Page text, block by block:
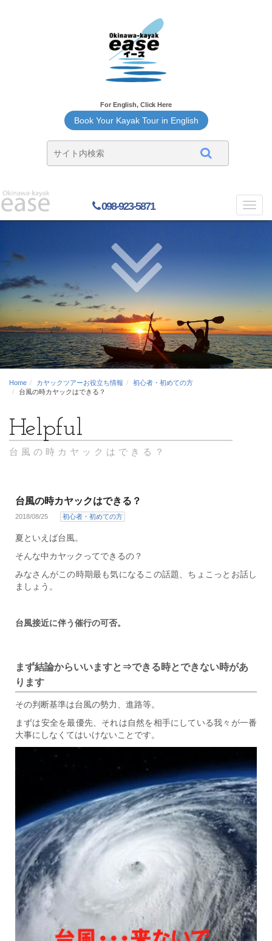
For English, Click Here
Book Your Kayak Tour in English
098-923-5871
Home カヤックツアーお役立ち情報
初心者・初めての方
台風の時カヤックはできる？
台風の時カヤックはできる？
台風の時カヤックはできる？
2018/08/25 初心者・初めての方
夏といえば台風。
そんな中カヤックってできるの？
みなさんがこの時期最も気になるこの話題、ちょこっとお話し
ましょう。
台風接近に伴う催行の可否。
まず結論からいいますと⇒できる時とできない時があ
ります
その判断基準は台風の勢力、進路等。
まずは安全を最優先、それは自然を相手にしている我々が一番
大事にしなくてはいけないことです。